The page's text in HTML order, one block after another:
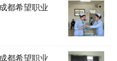
都希望职业
都希望职业